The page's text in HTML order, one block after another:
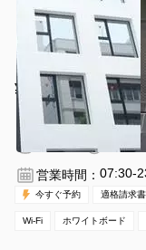
¥5225 〜 ¥6270
久屋大通駅 徒歩4
1〜30名
3時間〜
営業時間： 07:30-
今すぐ予約 適格請求
Wi-Fi ホワイトボード